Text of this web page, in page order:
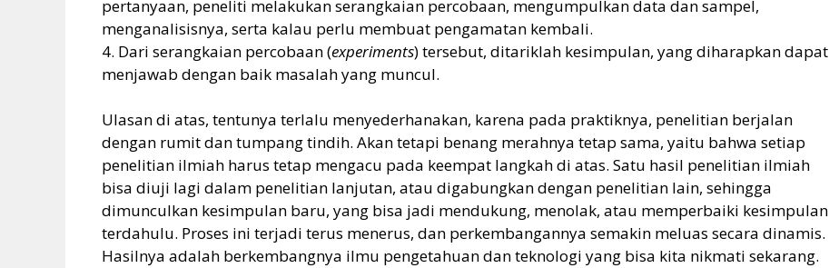
pertanyaan, peneliti melakukan serangkaian percobaan, mengumpulkan data dan sampel,
menganalisisnya, serta kalau perlu membuat pengamatan kembali.
4. Dari serangkaian percobaan (experiments) tersebut, ditariklah kesimpulan, yang diharapkan dapat
menjawab dengan baik masalah yang muncul.
Ulasan di atas, tentunya terlalu menyederhanakan, karena pada praktiknya, penelitian berjalan
dengan rumit dan tumpang tindih. Akan tetapi benang merahnya tetap sama, yaitu bahwa setiap
penelitian ilmiah harus tetap mengacu pada keempat langkah di atas. Satu hasil penelitian ilmiah
bisa diuji lagi dalam penelitian lanjutan, atau digabungkan dengan penelitian lain, sehingga
dimunculkan kesimpulan baru, yang bisa jadi mendukung, menolak, atau memperbaiki kesimpulan
terdahulu. Proses ini terjadi terus menerus, dan perkembangannya semakin meluas secara dinamis.
Hasilnya adalah berkembangnya ilmu pengetahuan dan teknologi yang bisa kita nikmati sekarang.